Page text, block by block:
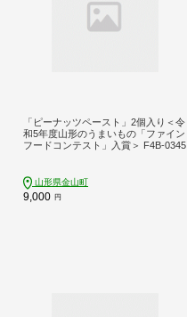
「ピーナッツペースト」2個入り＜令
和5年度山形のうまいもの「ファイン
フードコンテスト」入賞＞ F4B-0345
山形県金山町
9,000 円